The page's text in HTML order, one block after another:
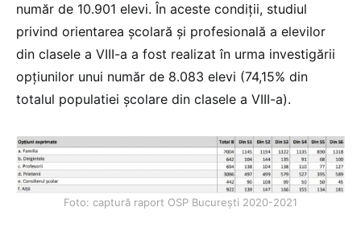
număr de 10.901 elevi. În aceste condiţii, studiul
privind orientarea şcolară şi profesională a elevilor
din clasele a VIII-a a fost realizat în urma investigării
opţiunilor unui număr de 8.083 elevi (74,15% din
totalul populatiei şcolare din clasele a VIII-a).
Foto: captură raport OSP București 2020-2021